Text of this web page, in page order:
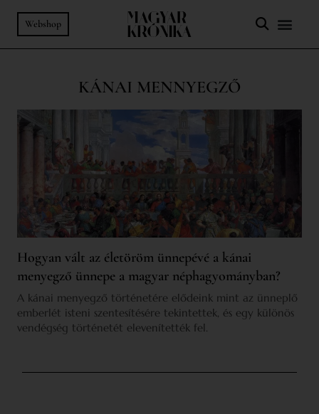
Webshop
KÁNAI MENNYEGZŐ
Hogyan vált az életöröm ünnepévé a kánai
menyegző ünnepe a magyar néphagyományban?
A kánai menyegző történetére elődeink mint az ünneplő
emberlét isteni szentesítésére tekintettek, és egy különös
vendégség történetét elevenítették fel.